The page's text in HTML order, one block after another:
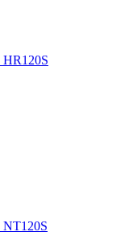
HR120S
NT120S